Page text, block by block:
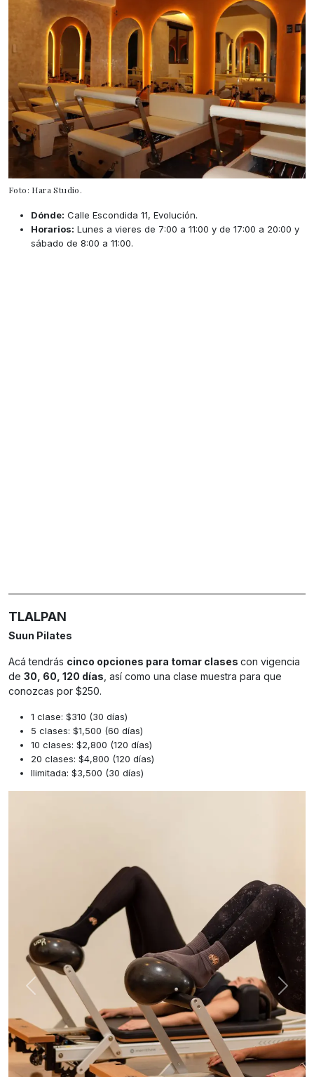
Foto: Hara Studio.
Dónde: Calle Escondida 11, Evolución.
Horarios: Lunes a vieres de 7:00 a 11:00 y de 17:00 a 20:00 y
sábado de 8:00 a 11:00.
TLALPAN
Suun Pilates
Acá tendrás cinco opciones para tomar clases con vigencia
de 30, 60, 120 días , así como una clase muestra para que
conozcas por $250.
1 clase: $310 (30 días)
5 clases: $1,500 (60 días)
10 clases: $2,800 (120 días)
20 clases: $4,800 (120 días)
Ilimitada: $3,500 (30 días)